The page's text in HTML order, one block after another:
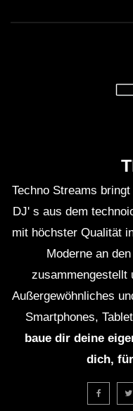
☠
I
24H
CLUB
BDTEKK
2020
(Hardtekk)
Techno Streams
DJ' s aus dem
mit höchster Qualität
Moderne an
zusammengestellt
Außergewöhnliches
Smartphones,
baue dir deine
dich,